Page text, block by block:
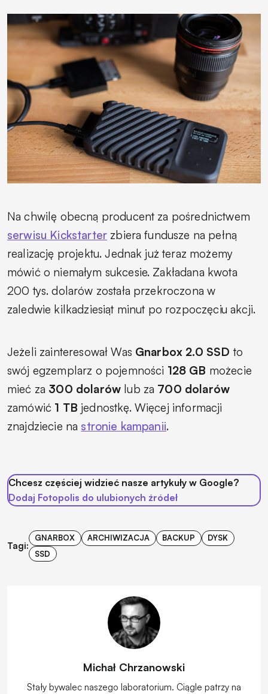
Na chwilę obecną producent za pośrednictwem
serwisu Kickstarter zbiera fundusze na pełną
realizację projektu. Jednak już teraz możemy
mówić o niemałym sukcesie. Zakładana kwota
200 tys. dolarów została przekroczona w
zaledwie kilkadziesiąt minut po rozpoczęciu akcji.
Jeżeli zainteresował Was Gnarbox 2.0 SSD to
swój egzemplarz o pojemności 128 GB możecie
mieć za 300 dolarów lub za 700 dolarów
zamówić 1 TB jednostkę. Więcej informacji
znajdziecie na stronie kampanii.
Chcesz częściej widzieć nasze artykuły w Google?
Dodaj Fotopolis do ulubionych źródeł
Tagi:
GNARBOX ARCHIWIZACJA BACKUP
DYSK
SSD
Michał Chrzanowski
Stały bywalec naszego laboratorium. Ciągle patrzy na